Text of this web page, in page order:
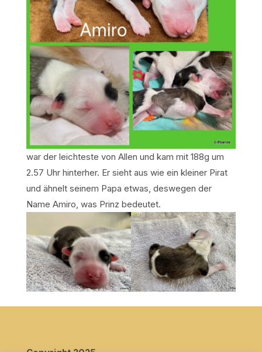
war der leichteste von Allen und kam mit 188g um
2.57 Uhr hinterher. Er sieht aus wie ein kleiner Pirat
und ähnelt seinem Papa etwas, deswegen der
Name Amiro, was Prinz bedeutet.